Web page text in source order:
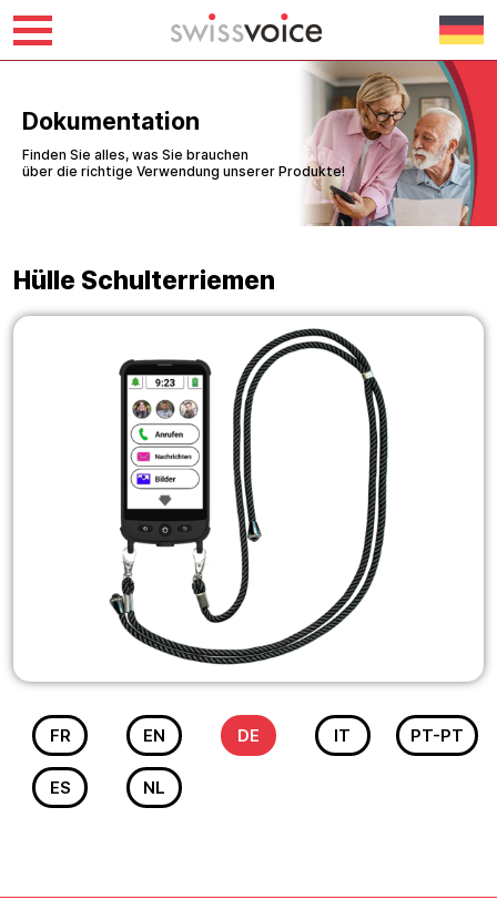
content
Dokumentation
Finden Sie alles, was Sie brauchen
über die richtige Verwendung unserer Produkte!
Hülle Schulterriemen
FR EN DE IT PT-PT
ES NL